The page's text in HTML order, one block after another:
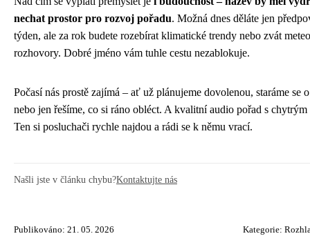
nechat prostor pro rozvoj pořadu. Možná dnes děláte jen
týden, ale za rok budete rozebírat klimatické trendy nebo zvát
rozhovory. Dobré jméno vám tuhle cestu nezablokuje.
Počasí nás prostě zajímá – ať už plánujeme dovolenou, staráme se
nebo jen řešíme, co si ráno obléct. A kvalitní audio pořad s chytrým
Ten si posluchači rychle najdou a rádi se k němu vrací.
Našli jste v článku chybu?Kontaktujte nás
Publikováno: 21. 05. 2026 Kategorie: